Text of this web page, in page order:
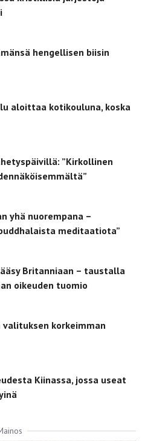
hengellisen biisin
aloittaa kotikouluna, koska
”Kirkollinen
yhä nuorempana –
meditaatiota”
Britanniaan – taustalla
oikeuden tuomio
valituksen korkeimman
Kiinassa, jossa useat